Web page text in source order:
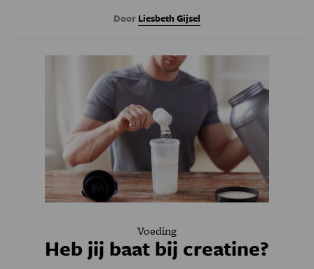
Door Liesbeth Gijsel
Voeding
Heb jij baat bij creatine?